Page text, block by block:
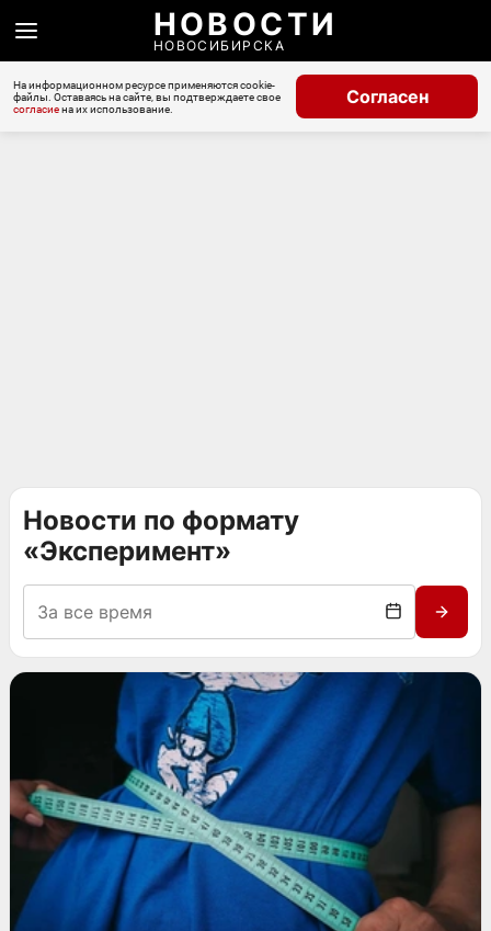
НОВОСТИ
НОВОСИБИРСКА
На информационном ресурсе применяются cookie-
файлы. Оставаясь на сайте, вы подтверждаете свое
согласиена их использование.
Согласен
Новости по формату
«Эксперимент»